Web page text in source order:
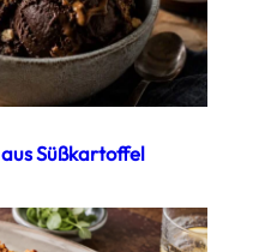
Süßkartoffel